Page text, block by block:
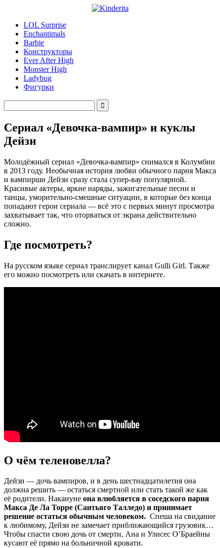
LOL Surprise
Enchantimals
Barbie
Конструкторы
Ever After High
Monster High
Ladybug
Фигурки
Сериал «Девочка-вампир» и куклы
Дейзи
Молодёжный сериал «Девочка-вампир» снимался в Колумбии
в 2013 году. Необычная история любви обычного парня Макса
и вампирши Дейзи сразу стала супер-вау популярной.
Красивые актеры, яркие наряды, зажигательные песни и
танцы, уморительно-смешные ситуации, в которые без конца
попадают герои сериала — всё это с первых минут просмотра
захватывает так, что оторваться от экрана действительно
сложно.
Где посмотреть?
На русском языке сериал транслирует канал Gulli Girl. Также
его можно посмотреть или скачать в интернете.
О чём теленовелла?
Дейзи — дочь вампиров, и в день шестнадцатилетия она
должна решить — остаться смертной или стать такой же как
её родители. Накануне она влюбляется в соседского парня
Макса Де Ла Торре (Сантьяго Талледо) и принимает
решение остаться обычным человеком. Спеша на свидание
к любимому, Дейзи не замечает приближающийся грузовик…
Чтобы спасти свою дочь от смерти, Ана и Улисес О’Браейны
кусают её прямо на больничной кровати.